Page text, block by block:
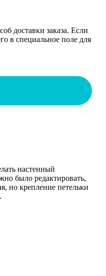
доставки заказа. Если
в специальное поле для
настенный
было редактировать,
но крепление петельки